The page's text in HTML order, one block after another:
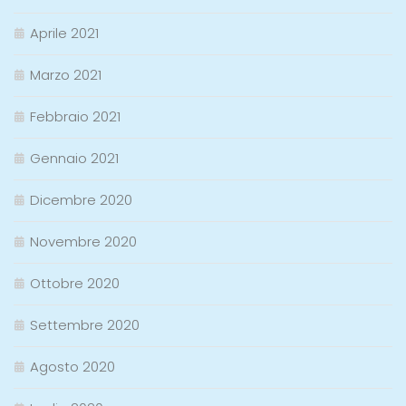
Aprile 2021
Marzo 2021
Febbraio 2021
Gennaio 2021
Dicembre 2020
Novembre 2020
Ottobre 2020
Settembre 2020
Agosto 2020